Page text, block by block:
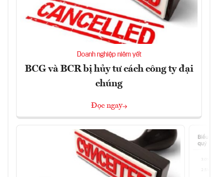
Doanh nghiệp niêm yết
BCG và BCR bị hủy tư cách công ty đại
chúng
Đọc ngay